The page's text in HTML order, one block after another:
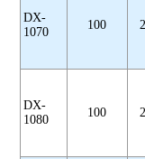
DX-
1070
100
DX-
1080
100